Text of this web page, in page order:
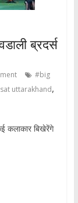
ब्रदर्स
#big
uttarakhand,
कलाकार बिखेरेंगे